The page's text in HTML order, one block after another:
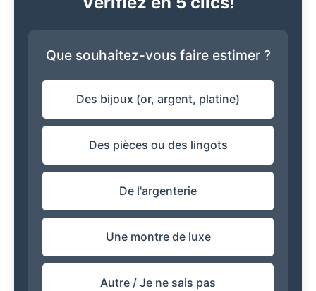
Que souhaitez-vous faire estimer ?
Des bijoux (or, argent, platine)
Des pièces ou des lingots
De l'argenterie
Une montre de luxe
Autre / Je ne sais pas